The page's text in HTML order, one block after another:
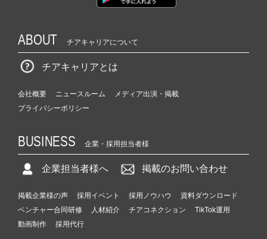
ABOUT チアキャリアについて
チアキャリアとは
会社概要 ニュースルーム
メディア出演・掲載
プライバシーポリシー
BUSINESS 企業・採用担当者様
企業担当者様へ 掲載のお問い合わせ
掲載企業様の声 採用イベント 採用ノウハウ
資料ダウンロード
ベンチャー合同研修
人材紹介 チアコネクション
TikTok運用
動画制作
採用代行